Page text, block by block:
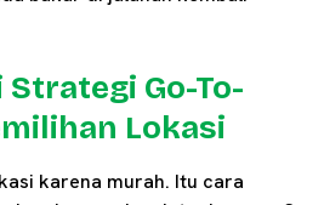
Go-To-
Lokasi
karena murah. Itu cara